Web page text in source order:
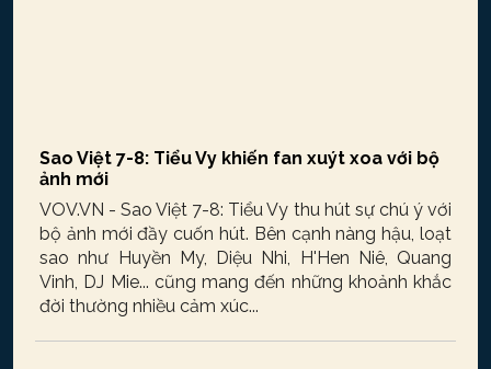
Sao Việt 7-8: Tiểu Vy khiến fan xuýt xoa với bộ
ảnh mới
VOV.VN - Sao Việt 7-8: Tiểu Vy thu hút sự chú ý với
bộ ảnh mới đầy cuốn hút. Bên cạnh nàng hậu, loạt
sao như Huyền My, Diệu Nhi, H'Hen Niê, Quang
Vinh, DJ Mie... cũng mang đến những khoảnh khắc
đời thường nhiều cảm xúc...